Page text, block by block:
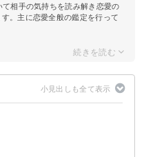
相手の気持ちを読み解き恋愛の
。主に恋愛全般の鑑定を行って